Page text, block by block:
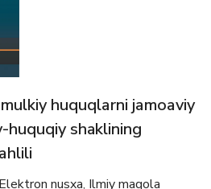
huquqlаrni jаmoаviy
shaklining
Elektron nusxa, Ilmiy maqola